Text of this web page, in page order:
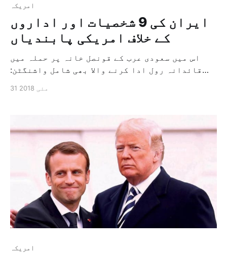
امريكہ
ایران کی 9 شخصیات اور اداروں
کے خلاف امریکی پابندیاں
اس میں سعودی عرب کے قونصل خانہ پر حملہ میں
قائدانہ رول ادا کرنے والا بھی شامل واشنگٹن:
معاہدہ سے اپنے ملک کی علیحدگی کے سلسلہ میں
تیسری کارروائی کے دوران کل […]
31 مئی 2018
امريكہ